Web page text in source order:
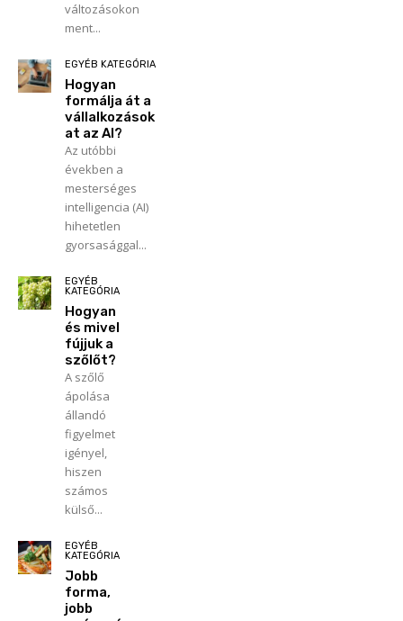
változásokon
ment...
EGYÉB KATEGÓRIA
Hogyan
formálja át a
vállalkozások
at az AI?
Az utóbbi
években a
mesterséges
intelligencia (AI)
hihetetlen
gyorsasággal...
EGYÉB
KATEGÓRIA
Hogyan
és mivel
fújjuk a
szőlőt?
A szőlő
ápolása
állandó
figyelmet
igényel,
hiszen
számos
külső...
EGYÉB
KATEGÓRIA
Jobb
forma,
jobb